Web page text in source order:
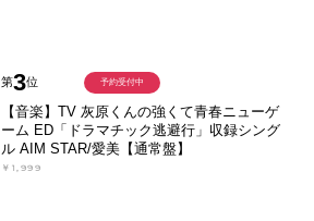
第3位
【音楽】TV 灰原くんの強くて青春ニューゲ
ーム ED「ドラマチック逃避行」収録シング
ル AIM STAR/愛美【通常盤】
￥1,999
予約受付中